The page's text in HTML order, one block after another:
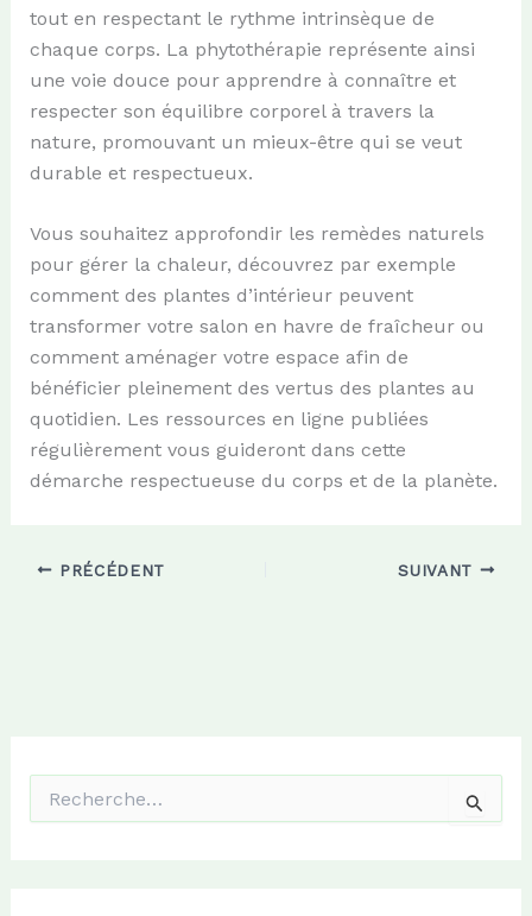
tout en respectant le rythme intrinsèque de
chaque corps. La phytothérapie représente ainsi
une voie douce pour apprendre à connaître et
respecter son équilibre corporel à travers la
nature, promouvant un mieux-être qui se veut
durable et respectueux.
Vous souhaitez approfondir les remèdes naturels
pour gérer la chaleur, découvrez par exemple
comment des plantes d’intérieur peuvent
transformer votre salon en havre de fraîcheur ou
comment aménager votre espace afin de
bénéficier pleinement des vertus des plantes au
quotidien. Les ressources en ligne publiées
régulièrement vous guideront dans cette
démarche respectueuse du corps et de la planète.
PRÉCÉDENT SUIVANT